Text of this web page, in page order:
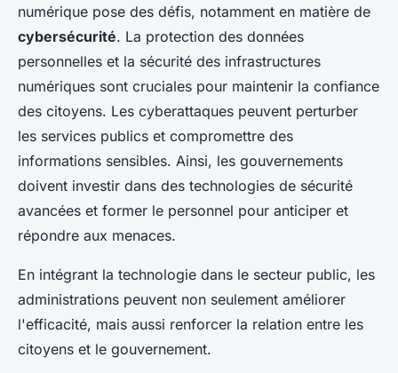
numérique pose des défis, notamment en matière de
cybersécurité. La protection des données
personnelles et la sécurité des infrastructures
numériques sont cruciales pour maintenir la confiance
des citoyens. Les cyberattaques peuvent perturber
les services publics et compromettre des
informations sensibles. Ainsi, les gouvernements
doivent investir dans des technologies de sécurité
avancées et former le personnel pour anticiper et
répondre aux menaces.
En intégrant la technologie dans le secteur public, les
administrations peuvent non seulement améliorer
l'efficacité, mais aussi renforcer la relation entre les
citoyens et le gouvernement.